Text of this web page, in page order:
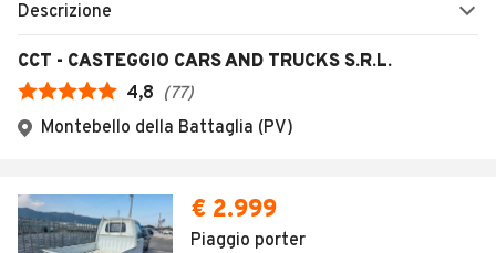
Descrizione
CCT - CASTEGGIO CARS AND TRUCKS S.R.L.
4,8 (77)
Montebello della Battaglia (PV)
€ 2.999
Piaggio porter